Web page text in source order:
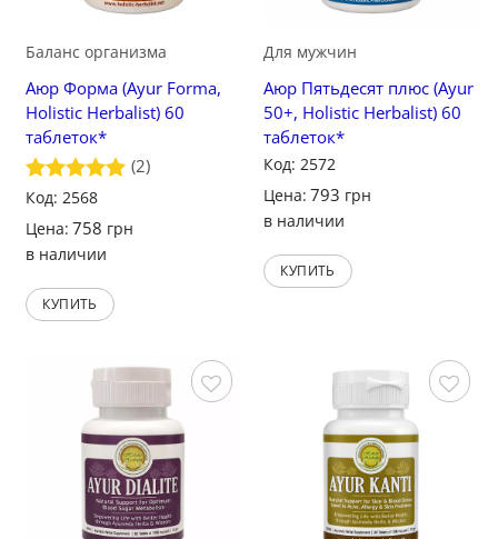
Баланс организма
Аюр Форма (Ayur Forma,
Holistic Herbalist) 60
таблеток*
Оценка
(2)
Код: 2568
Цена: 758 грн
в наличии
КУПИТЬ
Для мужчин
Аюр Пятьдесят плюс (Ayur
50+, Holistic Herbalist) 60
таблеток*
Код: 2572
Цена: 793 грн
в наличии
КУПИТЬ
Сохранить Сохранить